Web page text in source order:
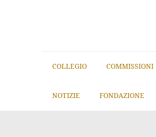
COLLEGIO COMMISSIONI
NOTIZIE FONDAZIONE